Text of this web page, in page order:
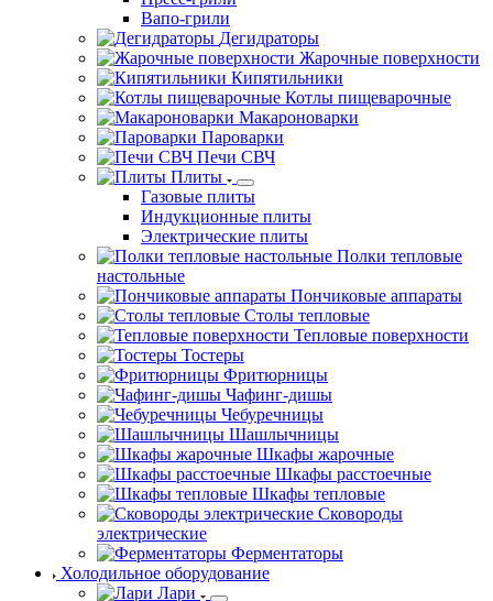
Вапо-грили
Дегидраторы
Жарочные поверхности
Кипятильники
Котлы пищеварочные
Макароноварки
Пароварки
Печи СВЧ
Плиты
Газовые плиты
Индукционные плиты
Электрические плиты
Полки тепловые
настольные
Пончиковые аппараты
Столы тепловые
Тепловые поверхности
Тостеры
Фритюрницы
Чафинг-дишы
Чебуречницы
Шашлычницы
Шкафы жарочные
Шкафы расстоечные
Шкафы тепловые
Сковороды
электрические
Ферментаторы
Холодильное оборудование
Лари